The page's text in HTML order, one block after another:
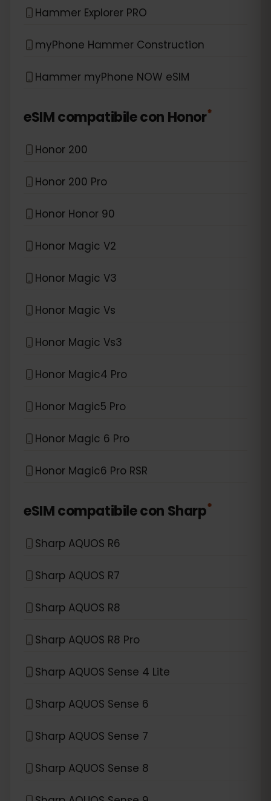
Hammer Explorer PRO
myPhone Hammer Construction
Hammer myPhone NOW eSIM
eSIM compatibile con Honor*
Honor 200
Honor 200 Pro
Honor Honor 90
Honor Magic V2
Honor Magic V3
Honor Magic Vs
Honor Magic Vs3
Honor Magic4 Pro
Honor Magic5 Pro
Honor Magic 6 Pro
Honor Magic6 Pro RSR
eSIM compatibile con Sharp*
Sharp AQUOS R6
Sharp AQUOS R7
Sharp AQUOS R8
Sharp AQUOS R8 Pro
Sharp AQUOS Sense 4 Lite
Sharp AQUOS Sense 6
Sharp AQUOS Sense 7
Sharp AQUOS Sense 8